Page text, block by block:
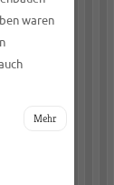
waren
Mehr